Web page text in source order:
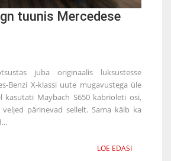
tuunis Mercedese
juba originaalis luksustesse
Benzi X-klassi uute mugavustega üle
kasutati Maybach S650 kabrioleti osi,
pärinevad sellelt. Sama käib ka
LOE EDASI